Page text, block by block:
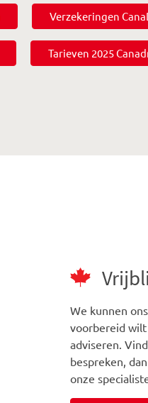
Verzekeringen
Tarieven 2025
We kunnen
voorbereid
adviseren.
bespreken,
onze